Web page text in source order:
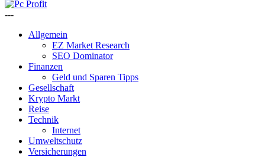
---
Allgemein
EZ Market Research
SEO Dominator
Finanzen
Geld und Sparen Tipps
Gesellschaft
Krypto Markt
Reise
Technik
Internet
Umweltschutz
Versicherungen